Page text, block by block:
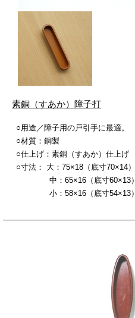
素銅（すあか）障子打
○用途／障子用の戸引手に最適。
○材質：銅製
○仕上げ：素銅（すあか）仕上げ
○寸法： 大：75×18（底寸70×14）
中：65×16（底寸60×13）
小：58×16（底寸54×13）